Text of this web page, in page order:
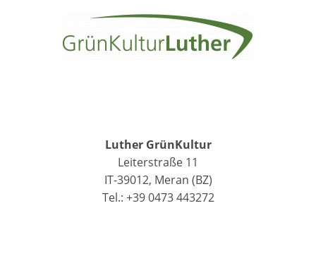
Luther GrünKultur
Leiterstraße 11
IT-39012, Meran (BZ)
Tel.: +39 0473 443272